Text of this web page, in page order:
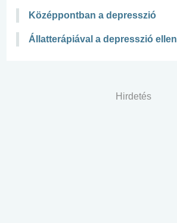
Középpontban a depresszió
Állatterápiával a depresszió ellen
Hirdetés